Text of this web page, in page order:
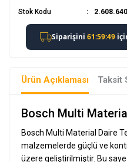
Stok Kodu
Ürün Açıklaması Taksit
Bosch Multi
Bosch Multi Material Daire
malzemelerde güçlü ve
üzere geliştirilmiştir. Bu